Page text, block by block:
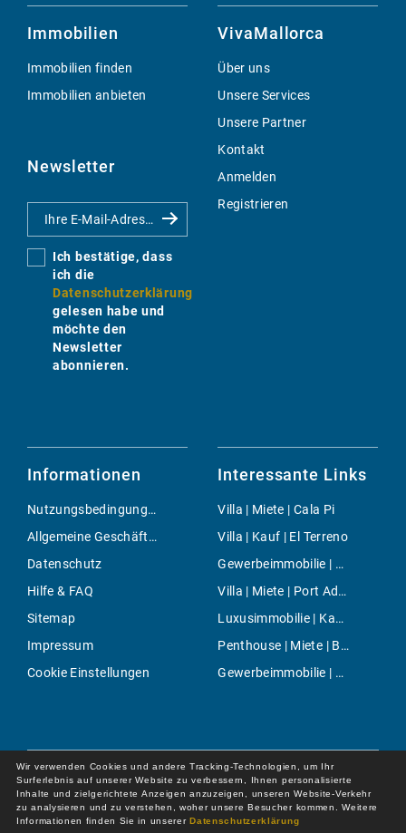
Immobilien
Immobilien finden
Immobilien anbieten
Newsletter
Ich bestätige, dass
ich die
Datenschutzerklärung
gelesen habe und
möchte den
Newsletter
abonnieren.
VivaMallorca
Über uns
Unsere Services
Unsere Partner
Kontakt
Anmelden
Registrieren
Informationen
Nutzungsbedingungen
Allgemeine Geschäftsbedingungen
Datenschutz
Hilfe & FAQ
Sitemap
Impressum
Cookie Einstellungen
Interessante Links
Villa | Miete | Cala Pi
Villa | Kauf | El Terreno
Gewerbeimmobilie | Miete | Llucmajor / s'Arenal
Villa | Miete | Port Adriano
Luxusimmobilie | Kauf | Centre Countryside
Penthouse | Miete | Binidalí
Gewerbeimmobilie | Miete | Maria de la Salut
Wir verwenden Cookies und andere Tracking-Technologien, um Ihr
Surferlebnis auf unserer Website zu verbessern, Ihnen personalisierte
Inhalte und zielgerichtete Anzeigen anzuzeigen, unseren Website-Verkehr
zu analysieren und zu verstehen, woher unsere Besucher kommen. Weitere
Informationen finden Sie in unsererDatenschutzerklärung